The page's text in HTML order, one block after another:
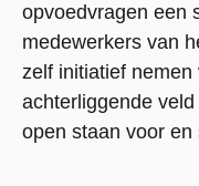
opvoedvragen een
medewerkers van
zelf initiatief
achterliggende
open staan voor